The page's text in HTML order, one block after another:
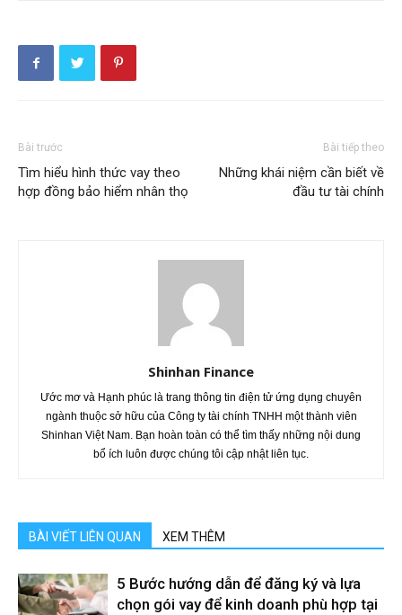
Bài trước
Tìm hiểu hình thức vay theo
hợp đồng bảo hiểm nhân thọ
Bài tiếp theo
Những khái niệm cần biết về
đầu tư tài chính
Shinhan Finance
Ước mơ và Hạnh phúc là trang thông tin điện tử ứng dụng chuyên
ngành thuộc sở hữu của Công ty tài chính TNHH một thành viên
Shinhan Việt Nam. Bạn hoàn toàn có thể tìm thấy những nội dung
bổ ích luôn được chúng tôi cập nhật liên tục.
BÀI VIẾT LIÊN QUAN XEM THÊM
5 Bước hướng dẫn để đăng ký và lựa
chọn gói vay để kinh doanh phù hợp tại